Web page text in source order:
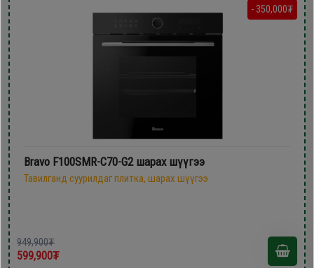
- 350,000₮
Bravo F100SMR-C70-G2 шарах шүүгээ
Тавилганд суурилдаг плитка, шарах шүүгээ
949,900₮
599,900₮